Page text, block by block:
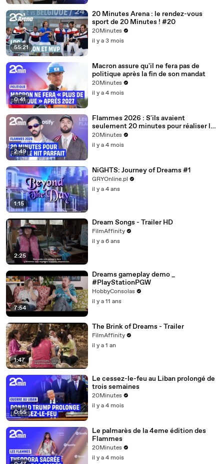
55:21
20 Minutes Arena : le rendez-vous
sport de 20 Minutes ! #20
20Minutes
il y a 3 mois
0:41
Macron assure qu'il ne fera pas de
politique après la fin de son mandat
20Minutes
il y a 4 mois
2:49
Flammes 2026 : S'ils avaient
seulement 20 minutes pour réaliser le
hit parfait, quelle serait la recette ?
20Minutes
il y a 4 mois
1:15
NiGHTS: Journey of Dreams #1
GRYOnline.pl
il y a 4 ans
2:25
Dream Songs - Trailer HD
FilmAffinity
il y a 6 ans
7:54
Dreams gameplay demo _
#PlayStationPGW
HobbyConsolas
il y a 11 ans
1:47
The Brink of Dreams - Trailer
FilmAffinity
il y a 1 an
0:55
Le cessez-le-feu au Liban prolongé de
trois semaines
20Minutes
il y a 4 mois
Le palmarès de la 4eme édition des
Flammes
20Minutes
il y a 4 mois